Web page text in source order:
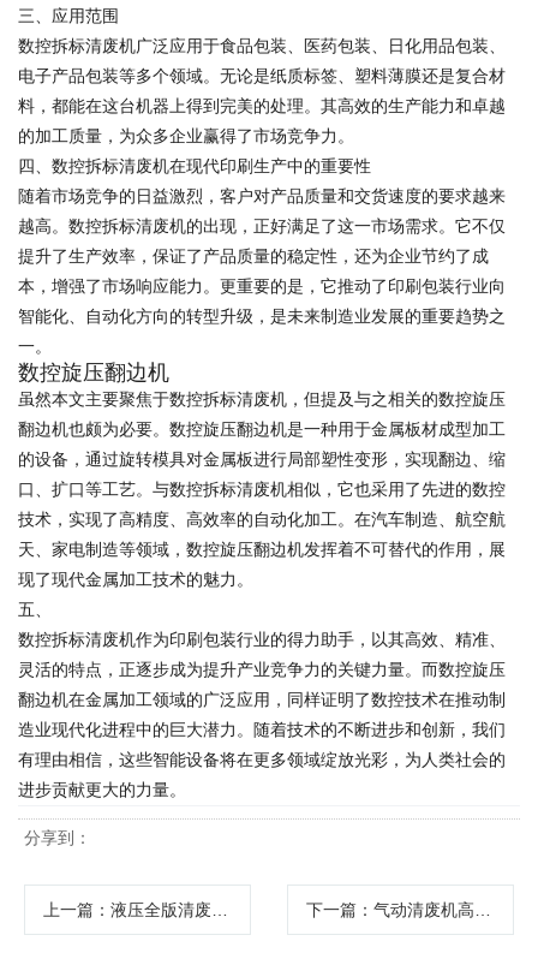
三、应用范围
数控拆标清废机广泛应用于食品包装、医药包装、日化用品包装、
电子产品包装等多个领域。无论是纸质标签、塑料薄膜还是复合材
料，都能在这台机器上得到完美的处理。其高效的生产能力和卓越
的加工质量，为众多企业赢得了市场竞争力。
四、数控拆标清废机在现代印刷生产中的重要性
随着市场竞争的日益激烈，客户对产品质量和交货速度的要求越来
越高。数控拆标清废机的出现，正好满足了这一市场需求。它不仅
提升了生产效率，保证了产品质量的稳定性，还为企业节约了成
本，增强了市场响应能力。更重要的是，它推动了印刷包装行业向
智能化、自动化方向的转型升级，是未来制造业发展的重要趋势之
一。
数控旋压翻边机
虽然本文主要聚焦于数控拆标清废机，但提及与之相关的数控旋压
翻边机也颇为必要。数控旋压翻边机是一种用于金属板材成型加工
的设备，通过旋转模具对金属板进行局部塑性变形，实现翻边、缩
口、扩口等工艺。与数控拆标清废机相似，它也采用了先进的数控
技术，实现了高精度、高效率的自动化加工。在汽车制造、航空航
天、家电制造等领域，数控旋压翻边机发挥着不可替代的作用，展
现了现代金属加工技术的魅力。
五、
数控拆标清废机作为印刷包装行业的得力助手，以其高效、精准、
灵活的特点，正逐步成为提升产业竞争力的关键力量。而数控旋压
翻边机在金属加工领域的广泛应用，同样证明了数控技术在推动制
造业现代化进程中的巨大潜力。随着技术的不断进步和创新，我们
有理由相信，这些智能设备将在更多领域绽放光彩，为人类社会的
进步贡献更大的力量。
分享到：
上一篇 ：液压全版清废机高效清废的得力助手 下一篇 ：气动清废机高效环保的印刷后道清废设备